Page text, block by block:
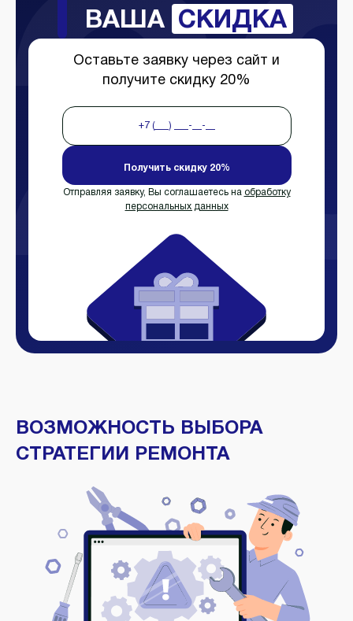
ВАША СКИДКА
Оставьте заявку через сайт и
получите скидку 20%
Получить скидку 20%
Отправляя заявку, Вы соглашаетесь на обработку
персональных данных
ВОЗМОЖНОСТЬ ВЫБОРА
СТРАТЕГИИ РЕМОНТА